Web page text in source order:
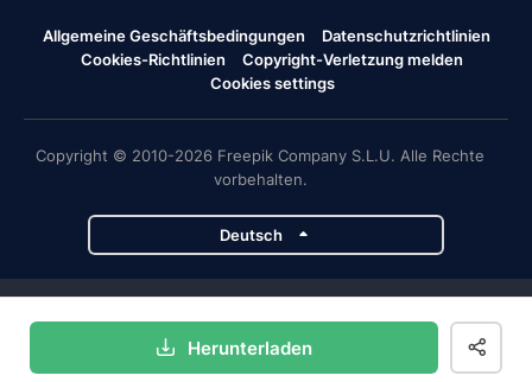
Herunterladen
Allgemeine Geschäftsbedingungen
Datenschutzrichtlinien
Cookies-Richtlinien
Copyright-Verletzung melden
Cookies settings
Copyright © 2010-2026 Freepik Company S.L.U. Alle Rechte
vorbehalten.
Deutsch
Magnific Flaticon